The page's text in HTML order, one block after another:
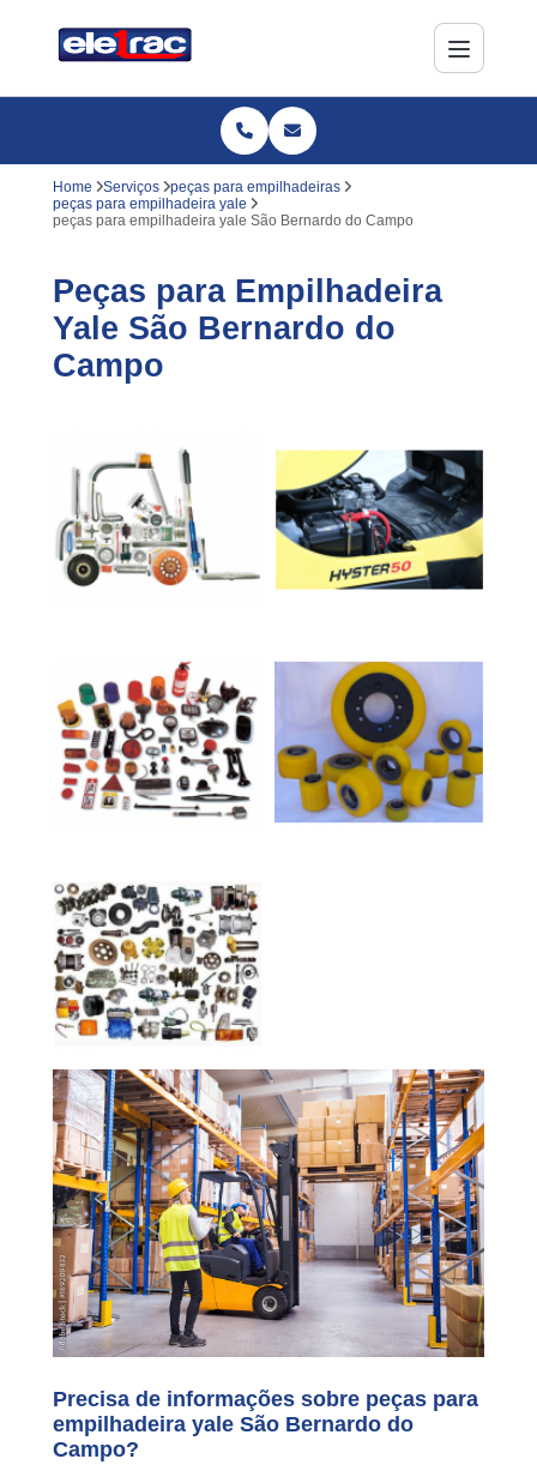
Home Serviços
peças para empilhadeiras
peças para empilhadeira yale
peças para empilhadeira yale São Bernardo do Campo
Peças para Empilhadeira
Yale São Bernardo do
Campo
Precisa de informações sobre peças para
empilhadeira yale São Bernardo do
Campo?